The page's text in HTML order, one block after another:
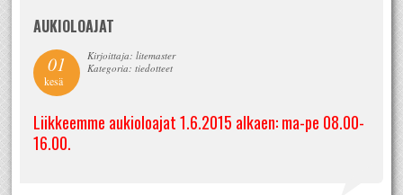
AUKIOLOAJAT
01
kesä
Kirjoittaja: litemaster
Kategoria: tiedotteet
Liikkeemme aukioloajat 1.6.2015 alkaen: ma-pe 08.00-
16.00.